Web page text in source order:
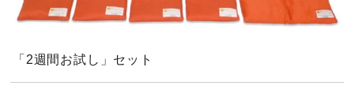
「2週間お試し」セット